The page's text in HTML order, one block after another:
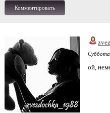
Комментировать
ой,